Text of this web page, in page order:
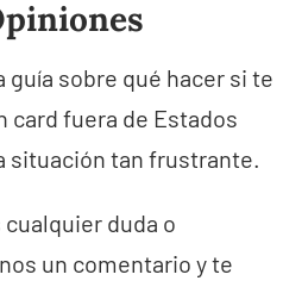
sobre qué hacer si te
card fuera de Estados
situación tan frustrante.
duda o
un comentario y te